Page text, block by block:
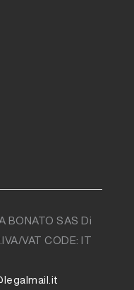
BONATO SAS Di
VAT CODE: IT